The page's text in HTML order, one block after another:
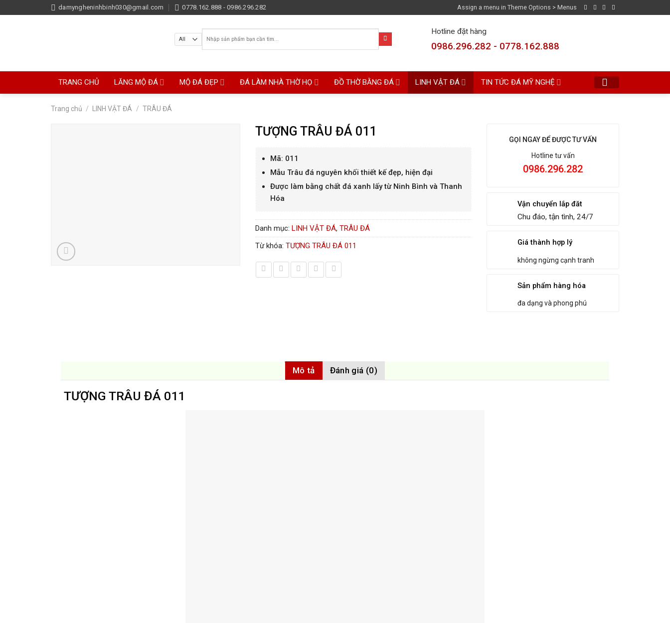
to
damyngheninhbinh030@gmail.com 0778.162.888 - 0986.296.282 Assign a menu in Theme Options > Menus
Tìm
kiếm:
Hotline đặt hàng
0986.296.282 - 0778.162.888
TRANG CHỦ LĂNG MỘ ĐÁ MỘ ĐÁ ĐẸP ĐÁ LÀM NHÀ THỜ HỌ ĐỒ THỜ BẰNG ĐÁ LINH VẬT ĐÁ TIN TỨC ĐÁ MỸ NGHỆ
Trang chủ / LINH VẬT ĐÁ / TRÂU ĐÁ
TƯỢNG TRÂU ĐÁ 011
Mã: 011
Mẫu Trâu đá nguyên khối thiết kế đẹp, hiện đại
Được làm bằng chất đá xanh lấy từ Ninh Bình và Thanh
Hóa
Danh mục: LINH VẬT ĐÁ, TRÂU ĐÁ
Từ khóa: TƯỢNG TRÂU ĐÁ 011
GỌI NGAY ĐỂ ĐƯỢC TƯ VẤN
Hotline tư vấn
0986.296.282
Vận chuyển lắp đăt
Chu đáo, tận tình, 24/7
Giá thành hợp lý
không ngừng cạnh tranh
Sản phẩm hàng hóa
đa dạng và phong phú
Mô tả Đánh giá (0)
TƯỢNG TRÂU ĐÁ 011